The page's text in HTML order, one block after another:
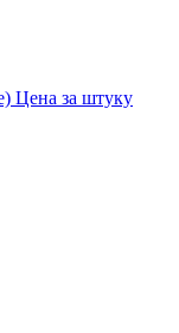
Цена за штуку